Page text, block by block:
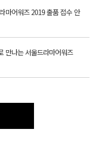
마어워즈 2019 출품 접수 안
만나는 서울드라마어워즈